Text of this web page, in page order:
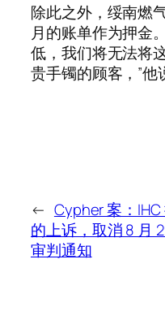
除此之外，绥南燃
月的账单作为押金
低，我们将无法将
贵手镯的顾客，”他
← Cypher 案：
的上诉，取消 8 月
审判通知